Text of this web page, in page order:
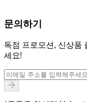
문의하기
독점 프로모션, 신상품
세요!